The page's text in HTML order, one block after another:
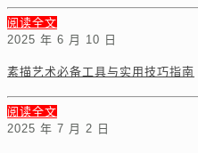
阅读全文
2025 年 6 月 10 日
素描艺术必备工具与实用技巧指南
阅读全文
2025 年 7 月 2 日